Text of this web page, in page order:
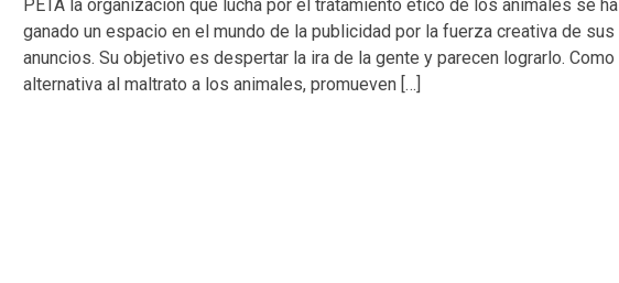
PETA la organización que lucha por el tratamiento ético de los animales se ha
ganado un espacio en el mundo de la publicidad por la fuerza creativa de sus
anuncios. Su objetivo es despertar la ira de la gente y parecen lograrlo. Como
alternativa al maltrato a los animales, promueven […]